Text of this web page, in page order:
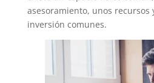
asesoramiento, unos recursos
inversión comunes.